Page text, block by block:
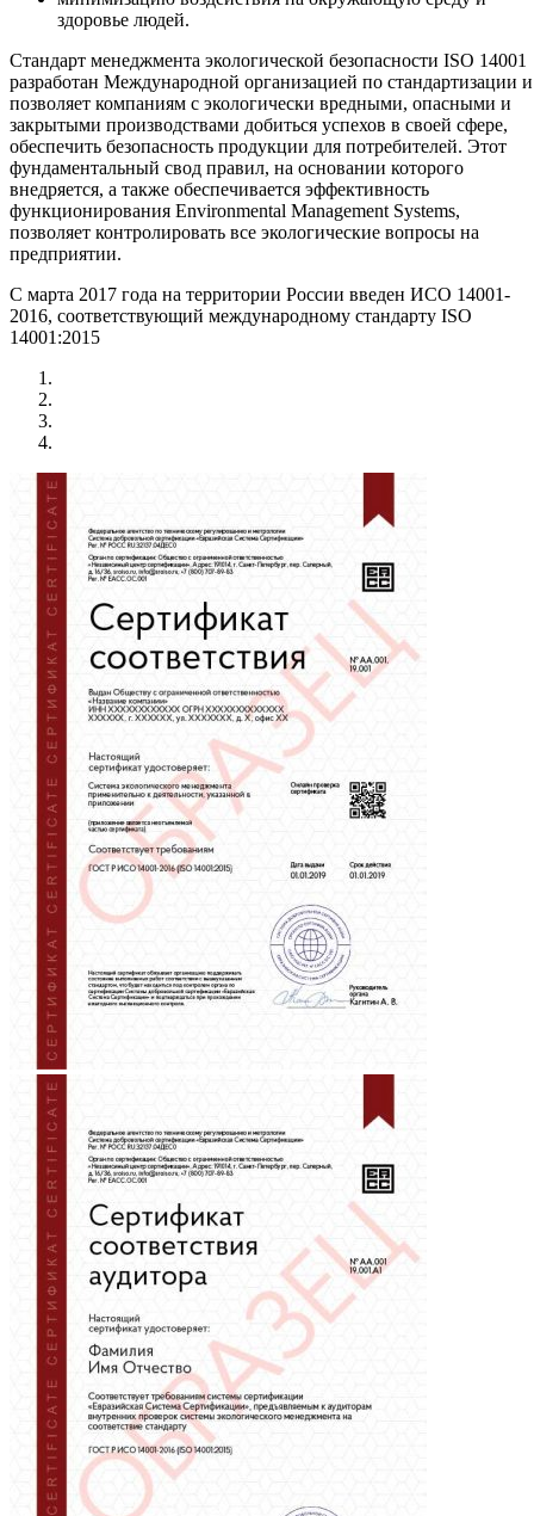
здоровье людей.
Стандарт менеджмента экологической безопасности ISO 14001
разработан Международной организацией по стандартизации и
позволяет компаниям с экологически вредными, опасными и
закрытыми производствами добиться успехов в своей сфере,
обеспечить безопасность продукции для потребителей. Этот
фундаментальный свод правил, на основании которого
внедряется, а также обеспечивается эффективность
функционирования Environmental Management Systems,
позволяет контролировать все экологические вопросы на
предприятии.
С марта 2017 года на территории России введен ИСО 14001-
2016, соответствующий международному стандарту ISO
14001:2015